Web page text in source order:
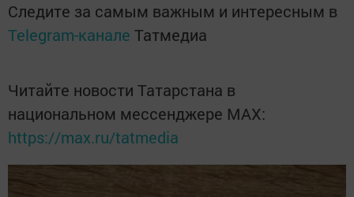
Следите за самым важным и интересным в
Telegram-канале Татмедиа
Читайте новости Татарстана в
национальном мессенджере MАХ:
https://max.ru/tatmedia